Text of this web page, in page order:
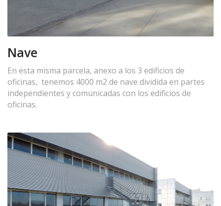
Nave
En esta misma parcela, anexo a los 3 edificios de
oficinas, tenemos 4000 m2 de nave dividida en partes
independientes y comunicadas con los edificios de
oficinas.